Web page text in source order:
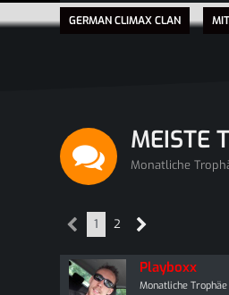
GERMAN CLIMAX CLAN
MEISTE
Monatliche
1 2
Playboxx
Monatliche